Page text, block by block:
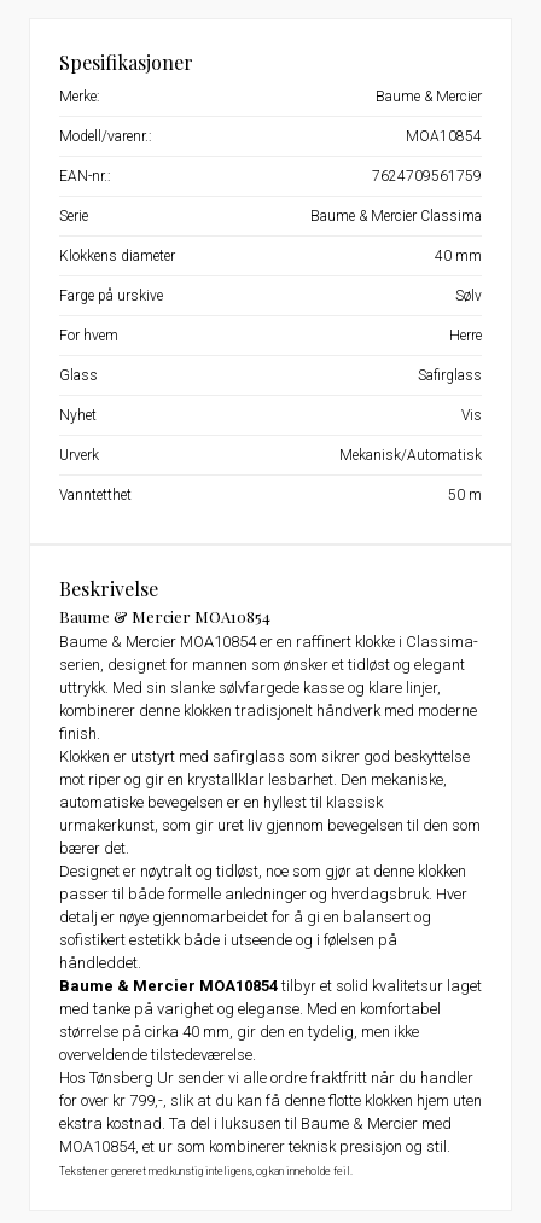
Beskrivelse
Baume & Mercier MOA10854
Baume & Mercier MOA10854 er en raffinert klokke i Classima-
serien, designet for mannen som ønsker et tidløst og elegant
uttrykk. Med sin slanke sølvfargede kasse og klare linjer,
kombinerer denne klokken tradisjonelt håndverk med moderne
finish.
Klokken er utstyrt med safirglass som sikrer god beskyttelse
mot riper og gir en krystallklar lesbarhet. Den mekaniske,
automatiske bevegelsen er en hyllest til klassisk
urmakerkunst, som gir uret liv gjennom bevegelsen til den som
bærer det.
Designet er nøytralt og tidløst, noe som gjør at denne klokken
passer til både formelle anledninger og hverdagsbruk. Hver
detalj er nøye gjennomarbeidet for å gi en balansert og
sofistikert estetikk både i utseende og i følelsen på
håndleddet.
Baume & Mercier MOA10854tilbyr et solid kvalitetsur laget
med tanke på varighet og eleganse. Med en komfortabel
størrelse på cirka 40 mm, gir den en tydelig, men ikke
overveldende tilstedeværelse.
Hos Tønsberg Ur sender vi alle ordre fraktfritt når du handler
for over kr 799,-, slik at du kan få denne flotte klokken hjem uten
ekstra kostnad. Ta del i luksusen til Baume & Mercier med
MOA10854, et ur som kombinerer teknisk presisjon og stil.
Teksten er generet med kunstig inteligens, og kan inneholde feil.
Spesifikasjoner
Merke: Baume & Mercier
Modell/varenr.: MOA10854
EAN-nr.: 7624709561759
Serie Baume & Mercier Classima
Klokkens diameter 40 mm
Farge på urskive Sølv
For hvem Herre
Glass Safirglass
Nyhet Vis
Urverk Mekanisk/Automatisk
Vanntetthet 50 m